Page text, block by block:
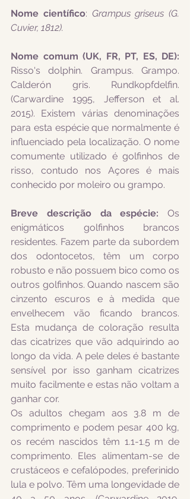
Nome científico: Grampus griseus (G.
Cuvier, 1812).
Risso's dolphin. Grampus. Grampo.
Calderón gris. Rundkopfdelfin.
(Carwardine 1995, Jefferson et al.
2015). Existem várias denominações
para esta espécie que normalmente é
influenciado pela localização. O nome
comumente utilizado é golfinhos de
risso, contudo nos Açores é mais
conhecido por moleiro ou grampo.
Breve descrição da espécie: Os
enigmáticos golfinhos brancos
residentes. Fazem parte da subordem
dos odontocetos, têm um corpo
robusto e não possuem bico como os
outros golfinhos. Quando nascem são
cinzento escuros e à medida que
envelhecem vão ficando brancos.
Esta mudança de coloração resulta
das cicatrizes que vão adquirindo ao
longo da vida. A pele deles é bastante
sensível por isso ganham cicatrizes
muito facilmente e estas não voltam a
ganhar cor.
Os adultos chegam aos 3.8 m de
comprimento e podem pesar 400 kg,
os recém nascidos têm 1.1-1.5 m de
comprimento. Eles alimentam-se de
crustáceos e cefalópodes, preferinido
lula e polvo. Têm uma longevidade de